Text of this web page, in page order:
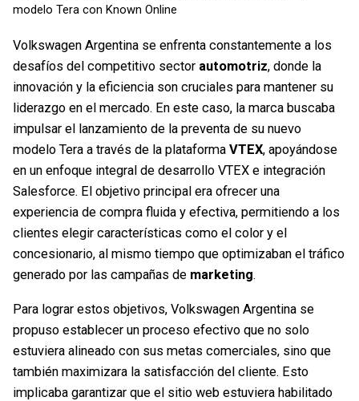
modelo Tera con Known Online
Volkswagen Argentina se enfrenta constantemente a los
desafíos del competitivo sector automotriz, donde la
innovación y la eficiencia son cruciales para mantener su
liderazgo en el mercado. En este caso, la marca buscaba
impulsar el lanzamiento de la preventa de su nuevo
modelo Tera a través de la plataforma VTEX, apoyándose
en un enfoque integral de desarrollo VTEX e integración
Salesforce. El objetivo principal era ofrecer una
experiencia de compra fluida y efectiva, permitiendo a los
clientes elegir características como el color y el
concesionario, al mismo tiempo que optimizaban el tráfico
generado por las campañas de marketing.
Para lograr estos objetivos, Volkswagen Argentina se
propuso establecer un proceso efectivo que no solo
estuviera alineado con sus metas comerciales, sino que
también maximizara la satisfacción del cliente. Esto
implicaba garantizar que el sitio web estuviera habilitado